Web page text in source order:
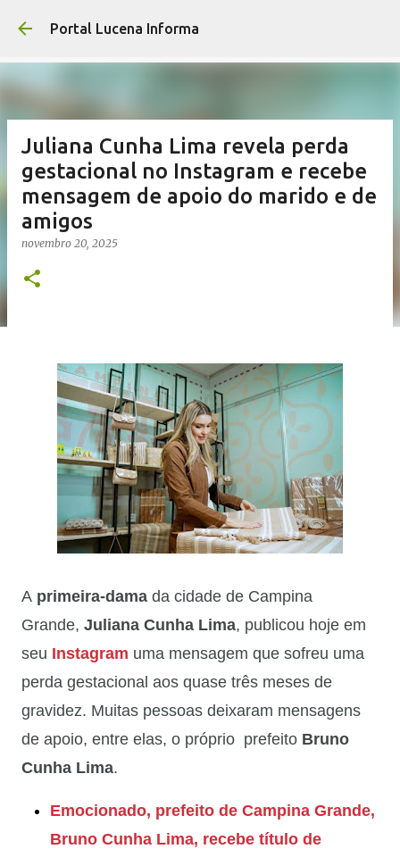
Portal Lucena Informa
Juliana Cunha Lima revela perda
gestacional no Instagram e recebe
mensagem de apoio do marido e de
amigos
novembro 20, 2025
A primeira-dama da cidade de Campina
Grande, Juliana Cunha Lima, publicou hoje em
seu Instagram uma mensagem que sofreu uma
perda gestacional aos quase três meses de
gravidez. Muitas pessoas deixaram mensagens
de apoio, entre elas, o próprio prefeito Bruno
Cunha Lima.
Emocionado, prefeito de Campina Grande,
Bruno Cunha Lima, recebe título de